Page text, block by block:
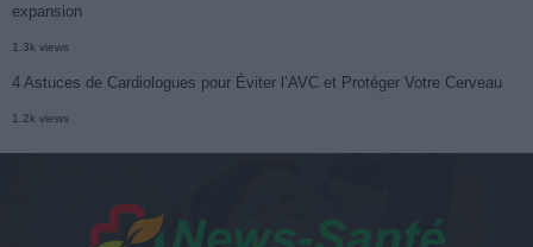
expansion
1.3k views
4 Astuces de Cardiologues pour Éviter l’AVC et Protéger Votre Cerveau
1.2k views